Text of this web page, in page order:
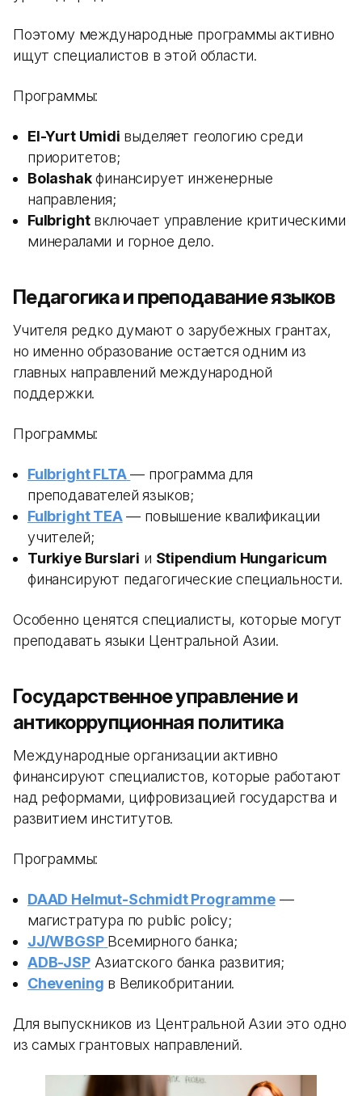
Поэтому международные программы активно
ищут специалистов в этой области.
Программы:
El-Yurt Umidi выделяет геологию среди
приоритетов;
Bolashakфинансирует инженерные
направления;
Fulbrightвключает управление критическими
минералами и горное дело.
Педагогика и преподавание языков
Учителя редко думают о зарубежных грантах,
но именно образование остается одним из
главных направлений международной
поддержки.
Программы:
Fulbright FLTA — программа для
преподавателей языков;
Fulbright TEA— повышение квалификации
учителей;
Turkiye Burslari и Stipendium Hungaricum
финансируют педагогические специальности.
Особенно ценятся специалисты, которые могут
преподавать языки Центральной Азии.
Государственное управление и
антикоррупционная политика
Международные организации активно
финансируют специалистов, которые работают
над реформами, цифровизацией государства и
развитием институтов.
Программы:
DAAD Helmut-Schmidt Programme—
магистратура по public policy;
JJ/WBGSP Всемирного банка;
ADB-JSPАзиатского банка развития;
Chevening в Великобритании.
Для выпускников из Центральной Азии это одно
из самых грантовых направлений.